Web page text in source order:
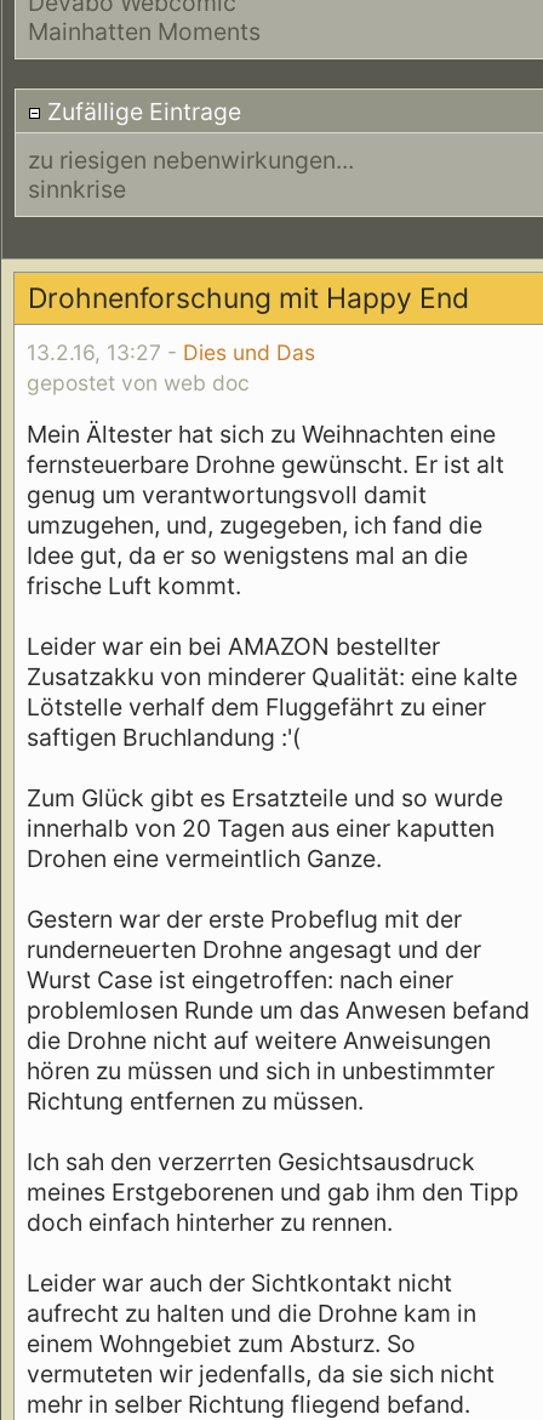
Mainhatten Moments
Zufällige Eintrage
zu riesigen nebenwirkungen...
sinnkrise
Drohnenforschung mit Happy End
13.2.16, 13:27 - Dies und Das
gepostet von web doc
Mein Ältester hat sich zu Weihnachten eine
fernsteuerbare Drohne gewünscht. Er ist alt
genug um verantwortungsvoll damit
umzugehen, und, zugegeben, ich fand die
Idee gut, da er so wenigstens mal an die
frische Luft kommt.
Leider war ein bei AMAZON bestellter
Zusatzakku von minderer Qualität: eine kalte
Lötstelle verhalf dem Fluggefährt zu einer
saftigen Bruchlandung :'(
Zum Glück gibt es Ersatzteile und so wurde
innerhalb von 20 Tagen aus einer kaputten
Drohen eine vermeintlich Ganze.
Gestern war der erste Probeflug mit der
runderneuerten Drohne angesagt und der
Wurst Case ist eingetroffen: nach einer
problemlosen Runde um das Anwesen befand
die Drohne nicht auf weitere Anweisungen
hören zu müssen und sich in unbestimmter
Richtung entfernen zu müssen.
Ich sah den verzerrten Gesichtsausdruck
meines Erstgeborenen und gab ihm den Tipp
doch einfach hinterher zu rennen.
Leider war auch der Sichtkontakt nicht
aufrecht zu halten und die Drohne kam in
einem Wohngebiet zum Absturz. So
vermuteten wir jedenfalls, da sie sich nicht
mehr in selber Richtung fliegend befand.